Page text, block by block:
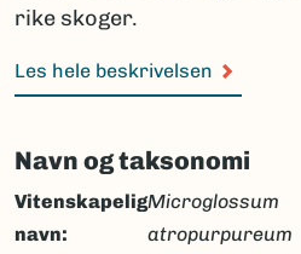
rike skoger.
Les hele beskrivelsen
Navn og taksonomi
Vitenskapelig
navn:
Microglossum
atropurpureum